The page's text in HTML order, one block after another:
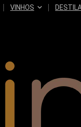
VINHOS